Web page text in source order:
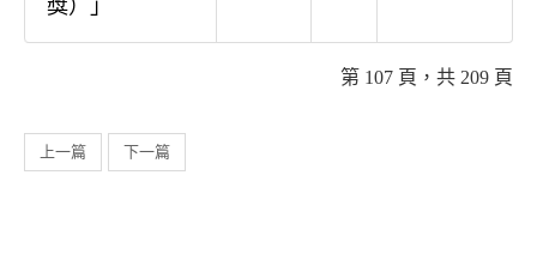
獎）」
第 107 頁，共 209 頁
上一篇 下一篇